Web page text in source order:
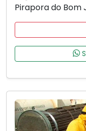
Pirapora do Bom